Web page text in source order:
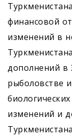
финансовой
изменений в
дополнений в
рыболовстве
изменений и